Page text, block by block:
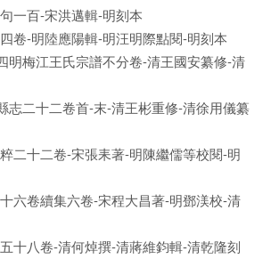
一百-宋洪邁輯-明刻本
卷-明陸應陽輯-明汪明際點閱-明刻本
明梅江王氏宗譜不分卷-清王國安纂修-清
志二十二卷首-末-清王彬重修-清徐用儀纂
二十二卷-宋張耒著-明陳繼儒等校閱-明
六卷續集六卷-宋程大昌著-明鄧渼校-清
十八卷-清何焯撰-清蔣維鈞輯-清乾隆刻